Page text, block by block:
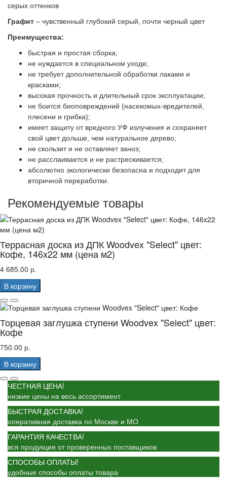
серых оттенков
Графит – чувственный глубокий серый, почти черный цвет
Преимущества:
быстрая и простая сборка;
не нуждается в специальном уходе;
не требует дополнительной обработки лаками и
красками;
высокая прочность и длительный срок эксплуатации;
не боится биоповреждений (насекомых-вредителей,
плесени и грибка);
имеет защиту от вредного УФ излучения и сохраняет
свой цвет дольше, чем натуральное дерево;
не скользит и не оставляет заноз;
не расслаивается и не растрескивается;
абсолютно экологически безопасна и подходит для
вторичной переработки.
Рекомендуемые товары
Террасная доска из ДПК Woodvex "Select" цвет:
Кофе, 146x22 мм (цена м2)
4 685.00 р.
В корзину
Торцевая заглушка ступени Woodvex "Select" цвет:
Кофе
750.00 р.
В корзину
ЧЕСТНАЯ ЦЕНА!
низкие цены на весь ассортимент
БЫСТРАЯ ДОСТАВКА!
оперативная доставка по Москве и МО
ГАРАНТИЯ КАЧЕСТВА!
вся продукция от проверенных поставщиков
СПОСОБЫ ОПЛАТЫ!
удобные способы оплаты товара